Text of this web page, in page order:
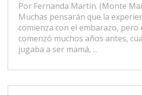
Por Fernanda Martín. (Monte
Muchas pensarán que la
comienza con el embarazo, pero
comenzó muchos años antes,
jugaba a ser mamá, ...